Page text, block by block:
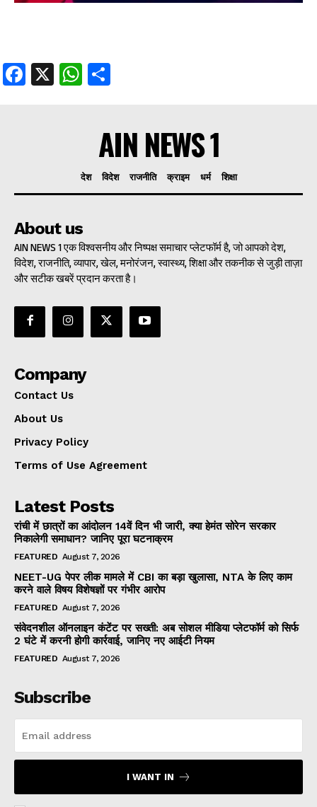
Facebook
X WhatsApp
AIN NEWS 1
देश विदेश राजनीति क्राइम धर्म शिक्षा
About us
AIN NEWS 1 एक विश्वसनीय और निष्पक्ष समाचार प्लेटफॉर्म है, जो आपको देश,
विदेश, राजनीति, व्यापार, खेल, मनोरंजन, स्वास्थ्य, शिक्षा और तकनीक से जुड़ी ताज़ा
और सटीक खबरें प्रदान करता है।
Company
Contact Us
About Us
Privacy Policy
Terms of Use Agreement
Latest Posts
रांची में छात्रों का आंदोलन 14वें दिन भी जारी, क्या हेमंत सोरेन सरकार
निकालेगी समाधान? जानिए पूरा घटनाक्रम
FEATURED August 7, 2026
NEET-UG पेपर लीक मामले में CBI का बड़ा खुलासा, NTA के लिए काम
करने वाले विषय विशेषज्ञों पर गंभीर आरोप
FEATURED August 7, 2026
संवेदनशील ऑनलाइन कंटेंट पर सख्ती: अब सोशल मीडिया प्लेटफॉर्म को सिर्फ
2 घंटे में करनी होगी कार्रवाई, जानिए नए आईटी नियम
FEATURED August 7, 2026
Subscribe
I WANT IN